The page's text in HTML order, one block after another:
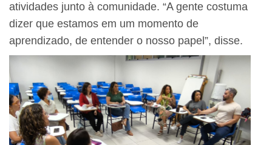
atividades junto à comunidade. “A gente costuma
dizer que estamos em um momento de
aprendizado, de entender o nosso papel”, disse.